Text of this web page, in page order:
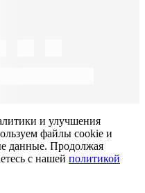
и улучшения
файлы cookie и
данные. Продолжая
с нашей политикой